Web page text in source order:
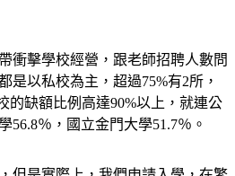
衝擊學校經營，跟老師招聘人數問
是以私校為主，超過75%有2所，
的缺額比例高達90%以上，就連公
56.8％，國立金門大學51.7％。